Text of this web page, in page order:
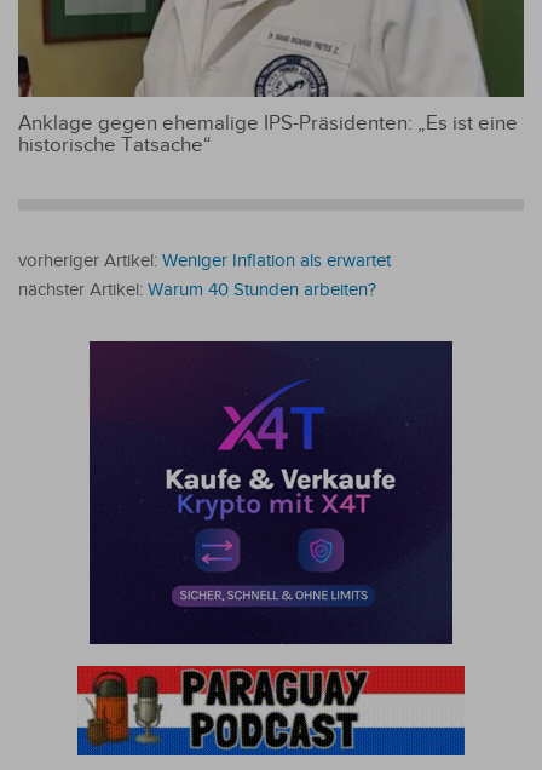
Anklage gegen ehemalige IPS-Präsidenten: „Es ist eine
historische Tatsache“
vorheriger Artikel: Weniger Inflation als erwartet
nächster Artikel: Warum 40 Stunden arbeiten?